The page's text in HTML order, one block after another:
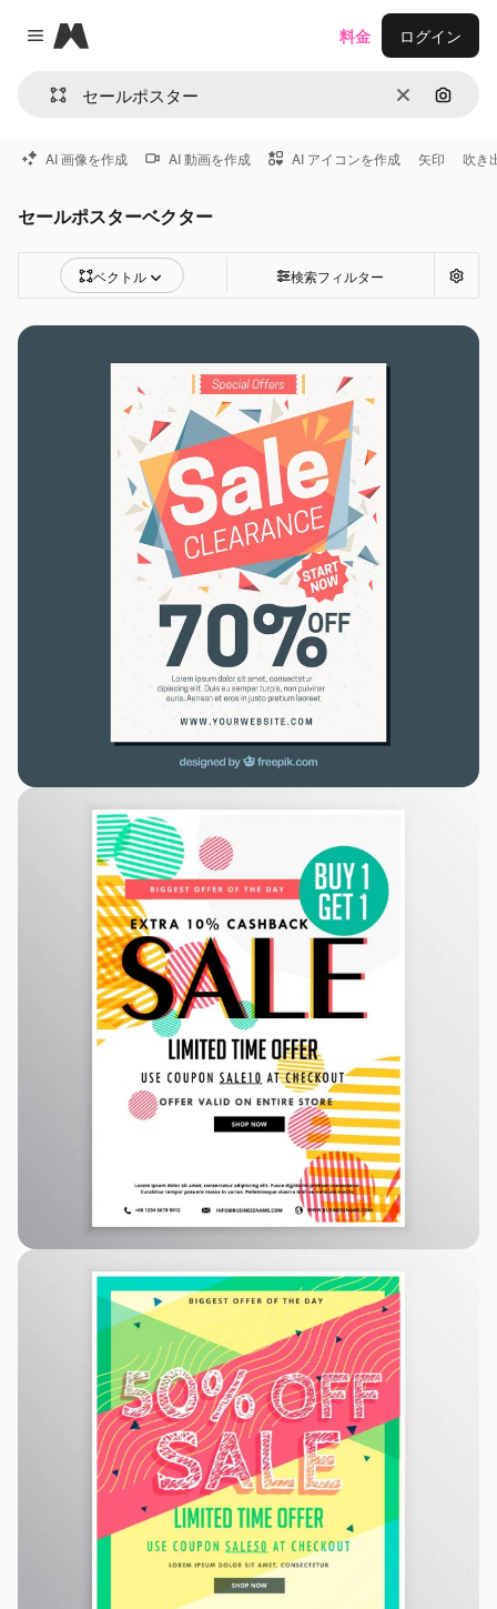
Close menu
Magnific
消去 画像で
料金 ログイン
AI 画像を作成 AI 動画を作成 AI アイコンを作成 矢印 吹き
セールポスターベクター
ベクトル 検索フィルター